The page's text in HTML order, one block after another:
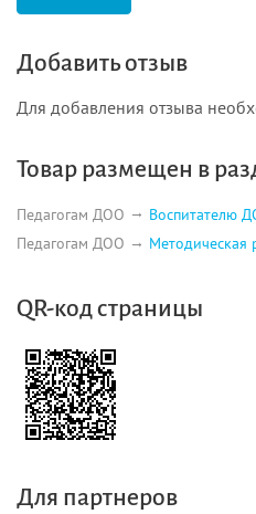
Добавить отзыв
Для добавления отзыва
Товар размещен в
Педагогам ДОО
Воспитателю
Педагогам ДОО
QR-код страницы
Для партнеров